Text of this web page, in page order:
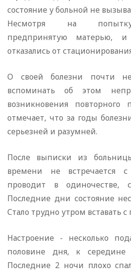
состояние у больной не
Несмотря на попытку
предпринятую матерью,
отказались от
О своей болезни почти
вспоминать об этом
возникновения повторного
отмечает, что за годы
серьезней и разумней.
После выписки из
времени не встречается
проводит в одиночестве,
Последние дни состояние
Стало трудно утром вставать с
Настроение - несколько
половине дня, к середине
Последние 2 ночи плохо